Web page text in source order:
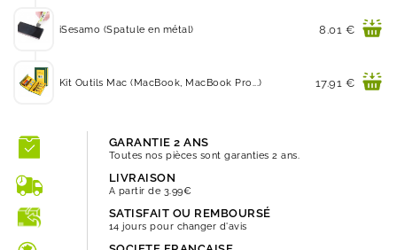
iSesamo (Spatule en métal) Prix
8.01 €
Kit Outils Mac (MacBook, MacBook Pro...) Prix
17.91 €
GARANTIE 2 ANS
Toutes nos pièces sont garanties 2 ans.
LIVRAISON
A partir de 3.99€
SATISFAIT OU REMBOURSÉ
14 jours pour changer d'avis